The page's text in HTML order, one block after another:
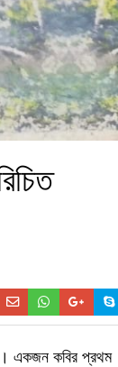
একজন কবির প্রথম